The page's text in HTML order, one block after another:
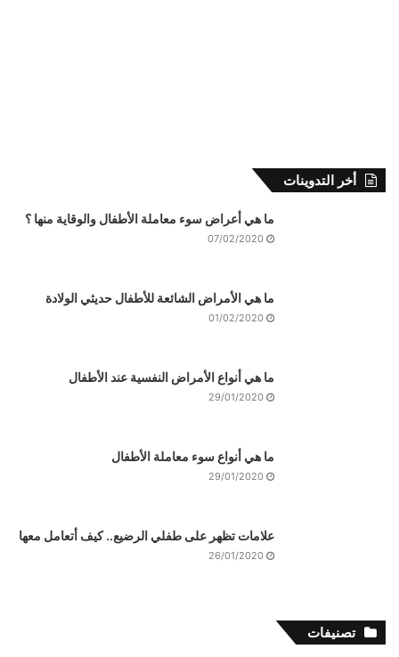
أخر التدوينات
ما هي أعراض سوء معاملة الأطفال والوقاية منها ؟
07/02/2020
ما هي الأمراض الشائعة للأطفال حديثي الولادة
01/02/2020
ما هي أنواع الأمراض النفسية عند الأطفال
29/01/2020
ما هي أنواع سوء معاملة الأطفال
29/01/2020
علامات تظهر على طفلي الرضيع.. كيف أتعامل معها
26/01/2020
تصنيفات